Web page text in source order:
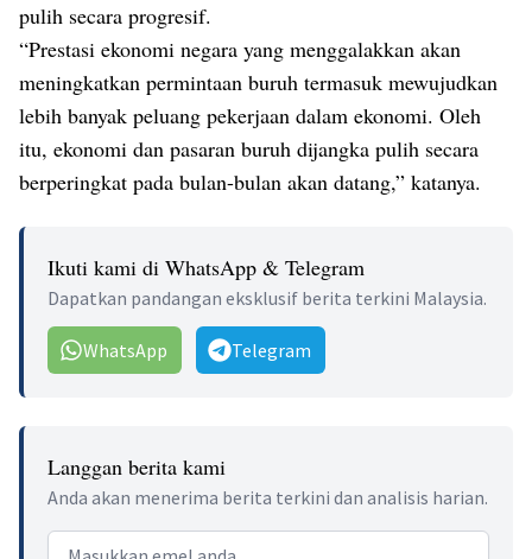
pulih secara progresif.
“Prestasi ekonomi negara yang menggalakkan akan
meningkatkan permintaan buruh termasuk mewujudkan
lebih banyak peluang pekerjaan dalam ekonomi. Oleh
itu, ekonomi dan pasaran buruh dijangka pulih secara
berperingkat pada bulan-bulan akan datang,” katanya.
Ikuti kami di WhatsApp & Telegram
Dapatkan pandangan eksklusif berita terkini Malaysia.
WhatsApp Telegram
Langgan berita kami
Anda akan menerima berita terkini dan analisis harian.
Email address